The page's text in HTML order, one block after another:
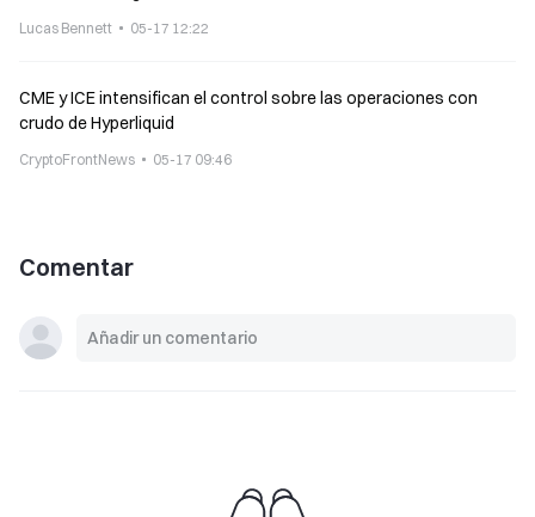
Lucas Bennett 05-17 12:22
CME y ICE intensifican el control sobre las operaciones con
crudo de Hyperliquid
CryptoFrontNews 05-17 09:46
Comentar